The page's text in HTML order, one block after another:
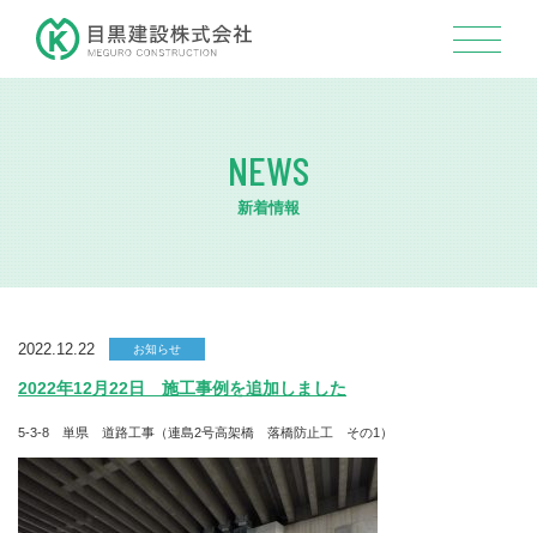
NEWS
新着情報
2022.12.22 お知らせ
2022年12月22日 施工事例を追加しました
5-3-8 単県 道路工事（連島2号高架橋 落橋防止工 その1）